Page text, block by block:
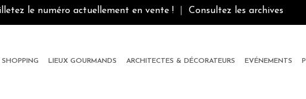
le numéro actuellement en vente ! Consultez les archives
SHOPPING LIEUX GOURMANDS ARCHITECTES & DÉCORATEURS EVÉNEMENTS